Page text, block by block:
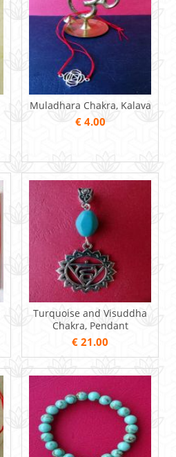
Muladhara Chakra, Kalava
€ 4.00
Turquoise and Visuddha
Chakra, Pendant
€ 21.00